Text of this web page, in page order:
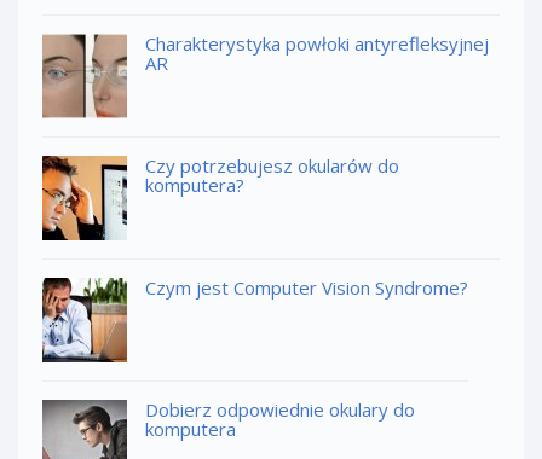
Charakterystyka powłoki antyrefleksyjnej
AR
Czy potrzebujesz okularów do
komputera?
Czym jest Computer Vision Syndrome?
Dobierz odpowiednie okulary do
komputera